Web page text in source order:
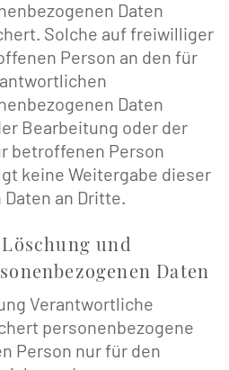
Daten
Solche auf freiwilliger
Person an den für
Daten
Bearbeitung oder der
betroffenen Person
keine Weitergabe dieser
an Dritte.
und
Daten
Verantwortliche
personenbezogene
Person nur für den